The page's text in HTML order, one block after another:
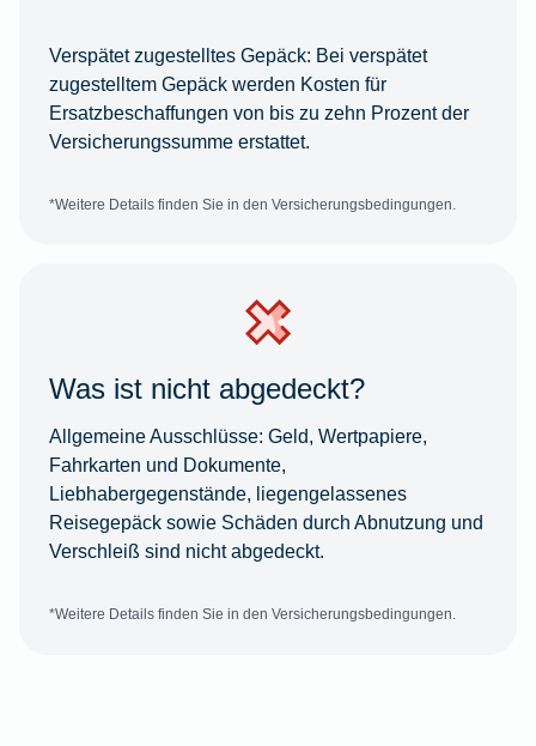
Verspätet zugestelltes Gepäck: Bei verspätet
zugestelltem Gepäck werden Kosten für
Ersatzbeschaffungen von bis zu zehn Prozent der
Versicherungssumme erstattet.
*Weitere Details finden Sie in den Versicherungsbedingungen.
Was ist nicht abgedeckt?
Allgemeine Ausschlüsse: Geld, Wertpapiere,
Fahrkarten und Dokumente,
Liebhabergegenstände, liegengelassenes
Reisegepäck sowie Schäden durch Abnutzung und
Verschleiß sind nicht abgedeckt.
*Weitere Details finden Sie in den Versicherungsbedingungen.